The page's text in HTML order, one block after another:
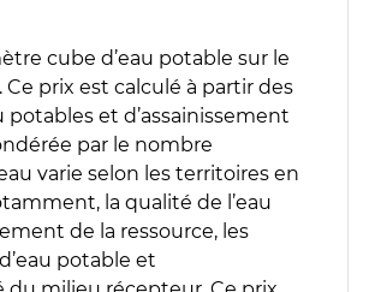
cube d’eau potable sur le
prix est calculé à partir des
potables et d’assainissement
par le nombre
varie selon les territoires en
la qualité de l’eau
de la ressource, les
potable et